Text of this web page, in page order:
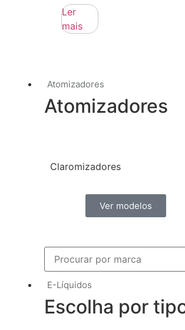
Atomizadores
Atomizadores
Claromizadores
Ver modelos
E-Líquidos
Escolha por
Ler
mais